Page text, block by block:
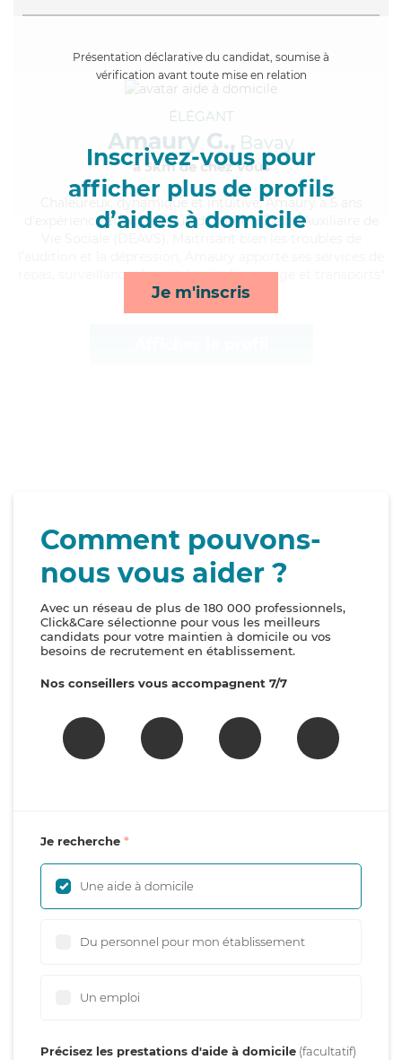
Présentation déclarative du candidat, soumise à
vérification avant toute mise en relation
Inscrivez-vous pour
afficher plus de profils
d’aides à domicile
Je m'inscris
ÉLÉGANT
Amaury G., Bavay
à 5km de chez Vous
, dynamique et intuitive, Amaury a 5 ans
d'expérience et possède un diplôme d'État d'Auxiliaire de
repas, surveillance de nuit, lessive/repassage et transports*
Comment pouvons-
nous vous aider ?
Avec un réseau de plus de 180 000 professionnels,
Click&Care sélectionne pour vous les meilleurs
candidats pour votre maintien à domicile ou vos
besoins de recrutement en établissement.
Nos conseillers vous accompagnent 7/7
Je recherche
Une aide à domicile
Du personnel pour mon établissement
Un emploi
Précisez les prestations d'aide à domicile